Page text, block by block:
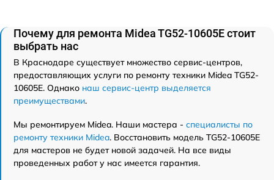
Почему для ремонта Midea TG52-10605E стоит
выбрать нас
В Краснодаре существует множество сервис-центров,
предоставляющих услуги по ремонту техники Midea TG52-
10605E. Однако наш сервис-центр выделяется
преимуществами.
Мы ремонтируем Midea. Наши мастера - специалисты по
ремонту техники Midea. Восстановить модель TG52-10605E
для мастеров не будет новой задачей. На все виды
проведенных работ у нас имеется гарантия.